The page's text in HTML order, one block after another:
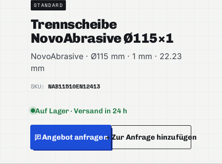
STANDARD
Trennscheibe
NovoAbrasive Ø115×1
NovoAbrasive · Ø115 mm · 1 mm · 22.23
mm
SKU: NAB11510EN12413
Auf Lager · Versand in 24 h
Angebot anfragen+ Zur Anfrage hinzufügen